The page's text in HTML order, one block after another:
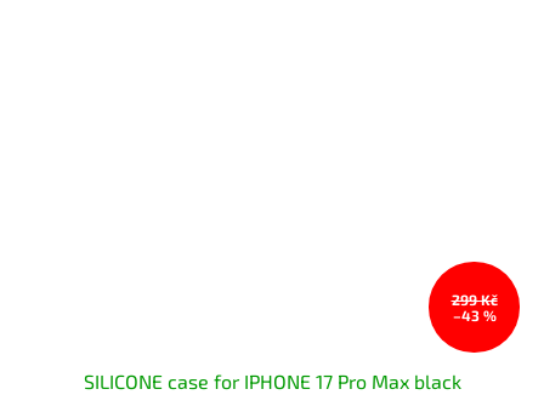
299 Kč
–43 %
SILICONE case for IPHONE 17 Pro Max black